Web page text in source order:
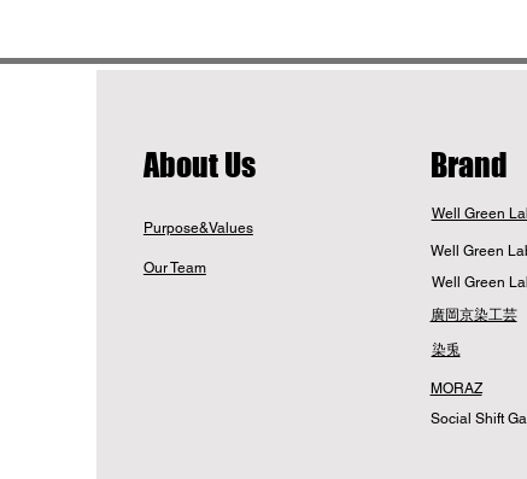
​About Us
Purpose&Values
Our Team
Brand
Well Green
Well Green
Well Green
廣岡京染工芸
染兎
MORAZ
Social Shift